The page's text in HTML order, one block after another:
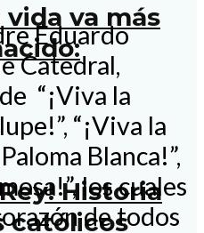
va más
Historia
católicos
Eduardo
Catedral,
“¡Viva la
“¡Viva la
Blanca!”,
los cuales
de todos